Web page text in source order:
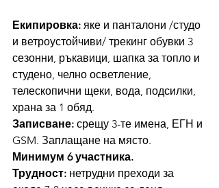
Екипировка: яке и панталони /студо
и ветроустойчиви/ трекинг обувки 3
сезонни, ръкавици, шапка за топло и
студено, челно осветление,
телескопични щеки, вода, подсилки,
храна за 1 обяд.
Записване: срещу 3-те имена, ЕГН и
GSM. Заплащане на място.
Минимум 6 участника.
Трудност: нетрудни преходи за